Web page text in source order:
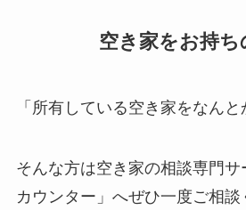
空き家をお持ち
「所有している空き家をなんと
そんな方は空き家の相談専門サ
カウンター」へぜひ一度ご相談